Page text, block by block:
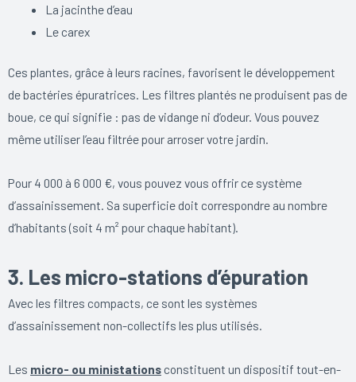
La jacinthe d’eau
Le carex
Ces plantes, grâce à leurs racines, favorisent le développement
de bactéries épuratrices. Les filtres plantés ne produisent pas de
boue, ce qui signifie : pas de vidange ni d’odeur. Vous pouvez
même utiliser l’eau filtrée pour arroser votre jardin.
Pour 4 000 à 6 000 €, vous pouvez vous offrir ce système
d’assainissement. Sa superficie doit correspondre au nombre
d’habitants (soit 4 m² pour chaque habitant).
3. Les micro-stations d’épuration
Avec les filtres compacts, ce sont les systèmes
d’assainissement non-collectifs les plus utilisés.
Les micro- ou ministations constituent un dispositif tout-en-